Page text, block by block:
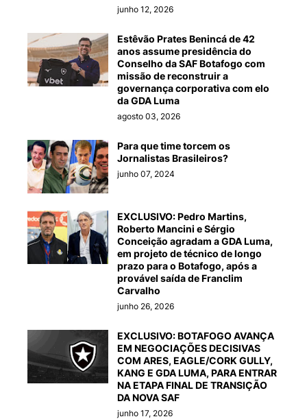
junho 12, 2026
Estêvão Prates Benincá de 42
anos assume presidência do
Conselho da SAF Botafogo com
missão de reconstruir a
governança corporativa com elo
da GDA Luma
agosto 03, 2026
Para que time torcem os
Jornalistas Brasileiros?
junho 07, 2024
EXCLUSIVO: Pedro Martins,
Roberto Mancini e Sérgio
Conceição agradam a GDA Luma,
em projeto de técnico de longo
prazo para o Botafogo, após a
provável saída de Franclim
Carvalho
junho 26, 2026
EXCLUSIVO: BOTAFOGO AVANÇA
EM NEGOCIAÇÕES DECISIVAS
COM ARES, EAGLE/CORK GULLY,
KANG E GDA LUMA, PARA ENTRAR
NA ETAPA FINAL DE TRANSIÇÃO
DA NOVA SAF
junho 17, 2026